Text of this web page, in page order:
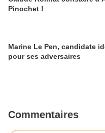
Pinochet !
Marine Le Pen, candidate
pour ses adversaires
Commentaires